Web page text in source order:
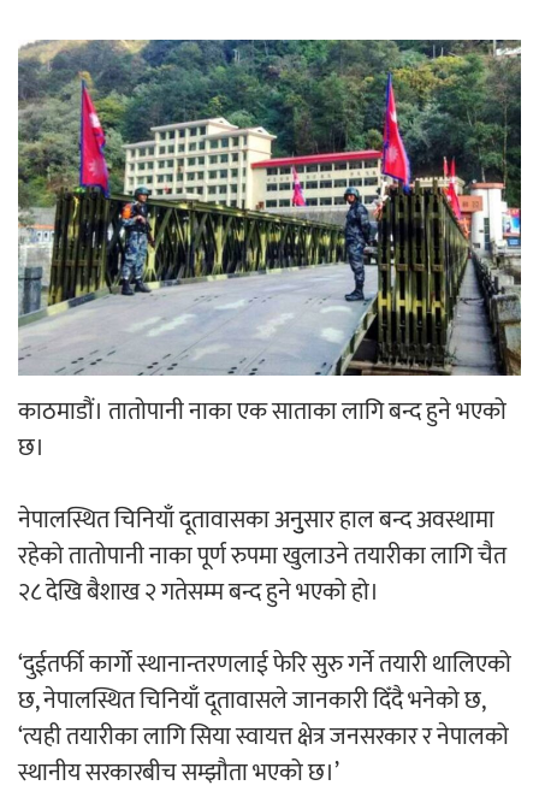
‘ईयुमा डट कम’ले बुधबारदेखि आफ्नो
औपचारिक सेवा सञ्चालनमा
हलमा छैन ‘गौँथली’को टिकट
‘आइतबारको अफिस’ को परिचर्चा सम्पन्न
अर्जुन चन्द्रको ‘संवेदनाका प्रतिध्वनि’
काठमाडौं। तातोपानी नाका एक साताका लागि बन्द हुने भएको
छ।
नेपालस्थित चिनियाँ दूतावासका अनुुसार हाल बन्द अवस्थामा
रहेको तातोपानी नाका पूर्ण रुपमा खुलाउने तयारीका लागि चैत
२८ देखि बैशाख २ गतेसम्म बन्द हुने भएको हो।
‘दुईतर्फी कार्गो स्थानान्तरणलाई फेरि सुरु गर्ने तयारी थालिएको
छ, नेपालस्थित चिनियाँ दूतावासले जानकारी दिँदै भनेको छ,
‘त्यही तयारीका लागि सिया स्वायत्त क्षेत्र जनसरकार र नेपालको
स्थानीय सरकारबीच सम्झौता भएको छ।’